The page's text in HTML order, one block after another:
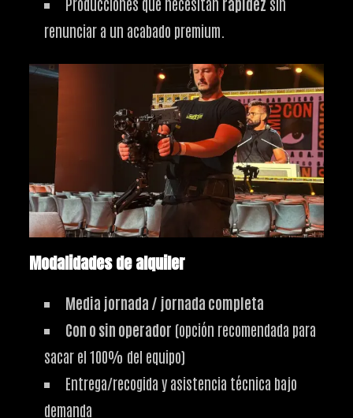
renunciar a un acabado premium.
Modalidades de alquiler
Media jornada / jornada completa
Con o sin operador (opción recomendada para
sacar el 100% del equipo)
Entrega/recogida y asistencia técnica bajo
demanda